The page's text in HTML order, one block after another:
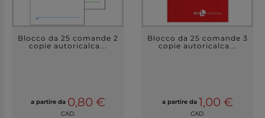
Blocco da 25 comande 2
copie autoricalca...
a partire da 0,80 €
CAD.
Blocco da 25 comande 3
copie autoricalca...
a partire da 1,00 €
CAD.